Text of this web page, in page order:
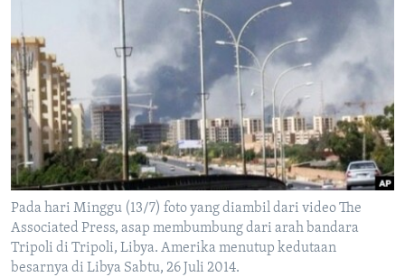
ke
Pencarian
IKUTI KAMI
Bahasa-bahasa
Pada hari Minggu (13/7) foto yang diambil dari video The
Associated Press, asap membumbung dari arah bandara
Tripoli di Tripoli, Libya. Amerika menutup kedutaan
besarnya di Libya Sabtu, 26 Juli 2014.